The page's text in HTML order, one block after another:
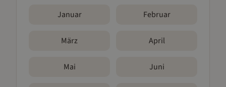
Januar Februar
März April
Mai Juni